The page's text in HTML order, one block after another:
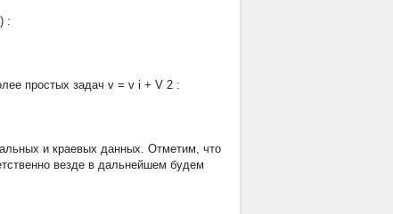
:
простых задач v = v i + V 2 :
и краевых данных. Отметим, что
везде в дальнейшем будем